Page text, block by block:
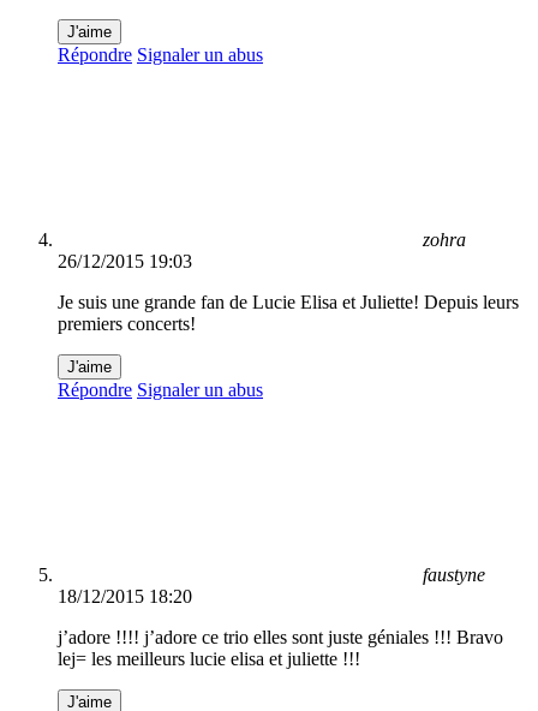
J'aime
Répondre Signaler un abus
zohra
26/12/2015 19:03
Je suis une grande fan de Lucie Elisa et Juliette! Depuis leurs
premiers concerts!
J'aime
Répondre Signaler un abus
faustyne
18/12/2015 18:20
j’adore !!!! j’adore ce trio elles sont juste géniales !!! Bravo
lej= les meilleurs lucie elisa et juliette !!!
J'aime